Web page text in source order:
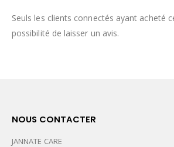
Seuls les clients connectés ayant acheté
possibilité de laisser un avis.
NOUS CONTACTER
JANNATE CARE